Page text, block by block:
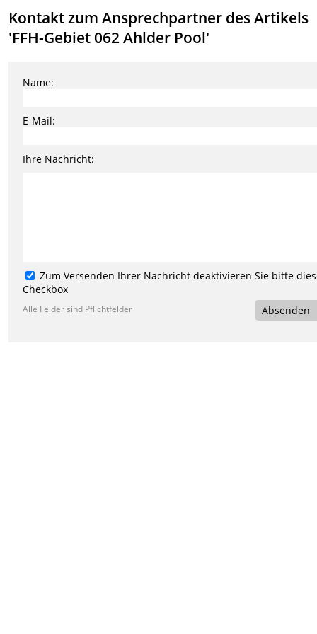
Kontakt zum Ansprechpartner des Artikels
'FFH-Gebiet 062 Ahlder Pool'
Name:
E-Mail:
Ihre Nachricht:
Zum Versenden Ihrer Nachricht deaktivieren Sie bitte
Checkbox
Alle Felder sind Pflichtfelder Absenden